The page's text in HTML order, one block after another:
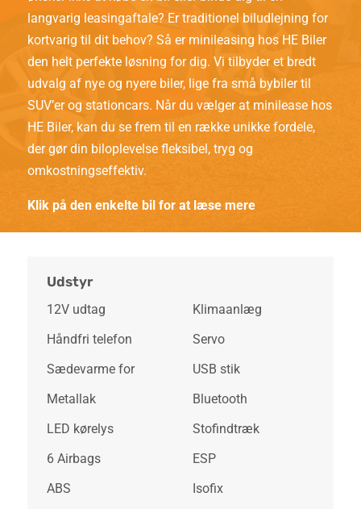
langvarig leasingaftale? Er traditionel biludlejning for
kortvarig til dit behov? Så er minileasing hos HE Biler
den helt perfekte løsning for dig. Vi tilbyder et bredt
udvalg af nye og nyere biler, lige fra små bybiler til
SUV’er og stationcars. Når du vælger at minilease hos
HE Biler, kan du se frem til en række unikke fordele,
der gør din biloplevelse fleksibel, tryg og
omkostningseffektiv.
Klik på den enkelte bil for at læse mere
Udstyr
12V udtag
Klimaanlæg
Håndfri telefon
Servo
Sædevarme for
USB stik
Metallak
Bluetooth
LED kørelys
Stofindtræk
6 Airbags
ESP
ABS
Isofix